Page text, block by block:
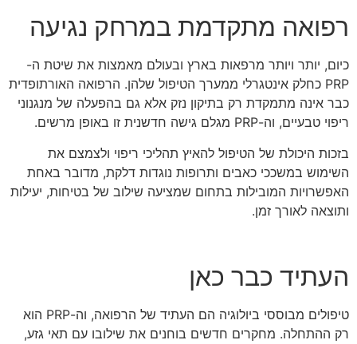
רפואה מתקדמת במרחק נגיעה
כיום, יותר ויותר מרפאות בארץ ובעולם מאמצות את שיטת ה-
PRP כחלק אינטגרלי ממערך הטיפול שלהן. הרפואה האורתופדית
כבר אינה מתמקדת רק בתיקון נזק אלא גם בהפעלה של מנגנוני
ריפוי טבעיים, וה-PRP מגלם גישה חדשנית זו באופן מרשים.
בזכות היכולת של הטיפול להאיץ תהליכי ריפוי ולצמצם את
השימוש במשככי כאבים ותרופות נוגדות דלקת, מדובר באחת
האפשרויות המובילות בתחום שמציעה שילוב של בטיחות, יעילות
ותוצאה לאורך זמן.
העתיד כבר כאן
טיפולים מבוססי ביולוגיה הם העתיד של הרפואה, וה-PRP הוא
רק ההתחלה. מחקרים חדשים בוחנים את שילובו עם תאי גזע,